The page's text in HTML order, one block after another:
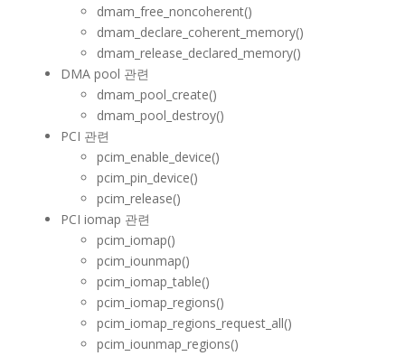
dmam_free_noncoherent()
dmam_declare_coherent_memory()
dmam_release_declared_memory()
DMA pool 관련
dmam_pool_create()
dmam_pool_destroy()
PCI 관련
pcim_enable_device()
pcim_pin_device()
pcim_release()
PCI iomap 관련
pcim_iomap()
pcim_iounmap()
pcim_iomap_table()
pcim_iomap_regions()
pcim_iomap_regions_request_all()
pcim_iounmap_regions()